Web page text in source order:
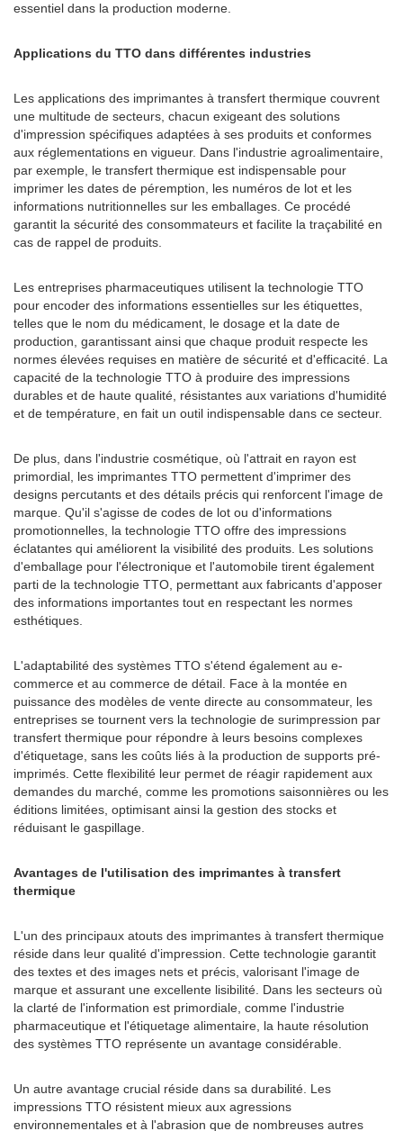
essentiel dans la production moderne.
Applications du TTO dans différentes industries
Les applications des imprimantes à transfert thermique couvrent
une multitude de secteurs, chacun exigeant des solutions
d'impression spécifiques adaptées à ses produits et conformes
aux réglementations en vigueur. Dans l'industrie agroalimentaire,
par exemple, le transfert thermique est indispensable pour
imprimer les dates de péremption, les numéros de lot et les
informations nutritionnelles sur les emballages. Ce procédé
garantit la sécurité des consommateurs et facilite la traçabilité en
cas de rappel de produits.
Les entreprises pharmaceutiques utilisent la technologie TTO
pour encoder des informations essentielles sur les étiquettes,
telles que le nom du médicament, le dosage et la date de
production, garantissant ainsi que chaque produit respecte les
normes élevées requises en matière de sécurité et d'efficacité. La
capacité de la technologie TTO à produire des impressions
durables et de haute qualité, résistantes aux variations d'humidité
et de température, en fait un outil indispensable dans ce secteur.
De plus, dans l'industrie cosmétique, où l'attrait en rayon est
primordial, les imprimantes TTO permettent d'imprimer des
designs percutants et des détails précis qui renforcent l'image de
marque. Qu'il s'agisse de codes de lot ou d'informations
promotionnelles, la technologie TTO offre des impressions
éclatantes qui améliorent la visibilité des produits. Les solutions
d'emballage pour l'électronique et l'automobile tirent également
parti de la technologie TTO, permettant aux fabricants d'apposer
des informations importantes tout en respectant les normes
esthétiques.
L'adaptabilité des systèmes TTO s'étend également au e-
commerce et au commerce de détail. Face à la montée en
puissance des modèles de vente directe au consommateur, les
entreprises se tournent vers la technologie de surimpression par
transfert thermique pour répondre à leurs besoins complexes
d'étiquetage, sans les coûts liés à la production de supports pré-
imprimés. Cette flexibilité leur permet de réagir rapidement aux
demandes du marché, comme les promotions saisonnières ou les
éditions limitées, optimisant ainsi la gestion des stocks et
réduisant le gaspillage.
Avantages de l'utilisation des imprimantes à transfert
thermique
L'un des principaux atouts des imprimantes à transfert thermique
réside dans leur qualité d'impression. Cette technologie garantit
des textes et des images nets et précis, valorisant l'image de
marque et assurant une excellente lisibilité. Dans les secteurs où
la clarté de l'information est primordiale, comme l'industrie
pharmaceutique et l'étiquetage alimentaire, la haute résolution
des systèmes TTO représente un avantage considérable.
Un autre avantage crucial réside dans sa durabilité. Les
impressions TTO résistent mieux aux agressions
environnementales et à l'abrasion que de nombreuses autres